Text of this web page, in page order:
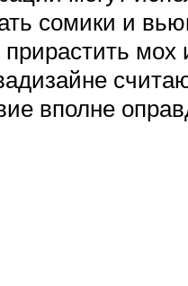
сомики и
прирастить
вполне